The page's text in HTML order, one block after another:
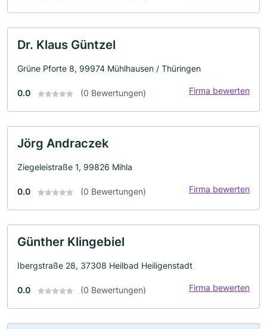
Dr. Klaus Güntzel
Grüne Pforte 8, 99974 Mühlhausen / Thüringen
0.0 (0 Bewertungen) Firma bewerten
Jörg Andraczek
Ziegeleistraße 1, 99826 Mihla
0.0 (0 Bewertungen) Firma bewerten
Günther Klingebiel
Ibergstraße 28, 37308 Heilbad Heiligenstadt
0.0 (0 Bewertungen) Firma bewerten